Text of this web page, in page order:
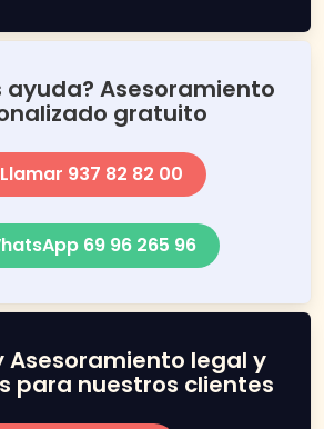
ayuda? Asesoramiento
gratuito
Llamar 937 82 82 00
69 96 265 96
Asesoramiento legal y
para nuestros clientes